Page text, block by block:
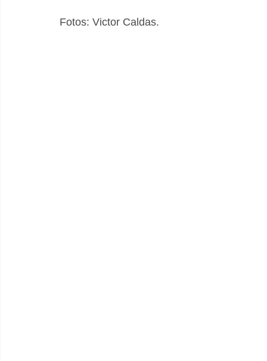
Fotos: Victor Caldas.